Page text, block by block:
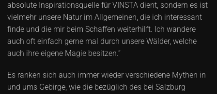
absolute Inspirationsquelle für VINSTA dient, sondern es ist
vielmehr unsere Natur im Allgemeinen, die ich interessant
finde und die mir beim Schaffen weiterhilft. Ich wandere
auch oft einfach gerne mal durch unsere Wälder, welche
auch ihre eigene Magie besitzen.“
Es ranken sich auch immer wieder verschiedene Mythen in
und ums Gebirge, wie die bezüglich des bei Salzburg